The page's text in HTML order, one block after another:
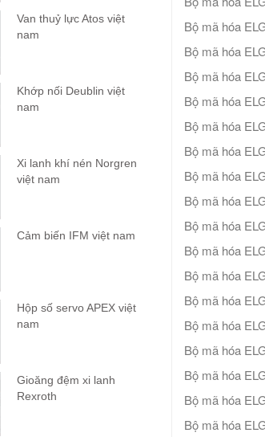
Bộ mã hóa
Bộ mã hóa
Bộ mã hóa
Bộ mã hóa
Bộ mã hóa
Bộ mã hóa
Bộ mã hóa
Bộ mã hóa
Bộ mã hóa
Bộ mã hóa
Bộ mã hóa
Bộ mã hóa
Bộ mã hóa
Bộ mã hóa
Bộ mã hóa
Bộ mã hóa
Bộ mã hóa
Van thuỷ lực Atos việt
nam
Khớp nối Deublin việt
nam
Xi lanh khí nén Norgren
việt nam
Cảm biến IFM việt nam
Hộp số servo APEX việt
nam
Gioăng đệm xi lanh
Rexroth